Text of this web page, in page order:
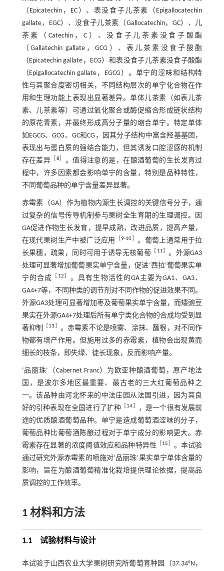
（Epicatechin，EC）、表没食子儿茶素（Epigallocatechin
gallate，EGC）、没食子儿茶素（Gallocatechin，GC）、儿
茶素（Catechin，C）、没食子儿茶素没食子酸酯
（Gallatechin gallate，GCG）、表儿茶素没食子酸酯
（Epicatechin gallate，ECG）和表没食子儿茶素没食子酸酯
（Epigallocatechin gallate，EGCG）。单宁的涩味和结构特
性与其聚合度密切相关，不同结构层次的单宁化合物在作
用和生理功能上表现出显著差异。单体儿茶素（如表儿茶
素、儿茶素等）可通过氧化聚合或酶促缩合形成链状结构
的原花青素，并最终形成高分子量的缩合单宁。特定单体
如EGCG、GCG、GC和CG，因其分子结构中富含羟基基团，
表现出与蛋白质的强结合能力，但其诱发口腔涩感的机制
存在差异
8
。值得注意的是，在酿酒葡萄的生长发育过
程中，许多因素都会影响单宁的含量，特别是品种特性，
不同葡萄品种的单宁含量差异显著。
赤霉素（GA）作为植物内源生长调控的关键信号分子，通
过复杂的信号传导机制参与果树全生育期的生理调控。因
GA促进作物生长发育，提早成熟，改进品质，提高产量，
在现代果树生产中被广泛应用
［9-10
。葡萄上通常用于拉
长果穗，疏果，同时可用于诱导无核葡萄
11
。外源GA3
处理可显著增加葡萄果实单宁含量，促进‘西拉’葡萄果实单
宁的合成
12
。具有生物活性的GA主要为GA1、GA3、
GA4+7等，不同种类的调节剂对不同作物的促进效果不同。
外源GA3处理可显著增加枣及葡萄果实单宁含量，而矮豌豆
果实在外源GA4+7处理后所有单宁类化合物的合成均受到显
著抑制
13
。赤霉素不论是喷雾、涂抹、蘸根，对不同作
物都有增产作用。但施用过多的赤霉素，植物会出现黄而
细长的枝条，即失绿、徒长现象，反而影响产量。
‘品丽珠’（Cabernet Franc）为欧亚种酿酒葡萄，原产地法
国，是波尔多地区最重要、最古老的三大红葡萄品种之
一。该品种由河北怀来的中法庄园从法国引进，因为其良
好的引种表现在全国进行了扩种
14
，是一个很有发展前
途的优质酿酒葡萄品种。单宁是造成葡萄酒涩味的分子，
葡萄品种比葡萄酒陈酿过程对于单宁成分的影响更大。赤
霉素存在显著的浓度阈值效应和品种特异性
15
。本试验
通过研究外源赤霉素的喷施对‘品丽珠’果实单宁单体含量的
影响，旨在为酿酒葡萄精准化栽培提供理论依据，提高品
质调控的工作效率。
1 材料和方法
1.1 试验材料与设计
本试验于山西农业大学果树研究所葡萄育种园（37.34°N，